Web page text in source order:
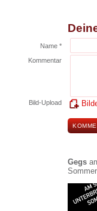
Name *
Kommentar
Bild-Upload
Gegs